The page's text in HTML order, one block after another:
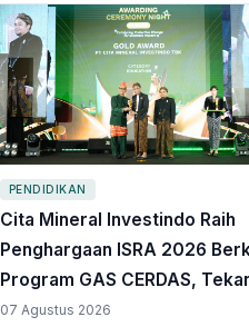
PENDIDIKAN
Cita Mineral Investindo Raih
Penghargaan ISRA 2026
Program GAS CERDAS,
Angka Putus Sekolah di Air
07 Agustus 2026